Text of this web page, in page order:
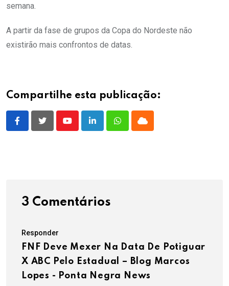
semana.
A partir da fase de grupos da Copa do Nordeste não
existirão mais confrontos de datas.
Compartilhe esta publicação:
YoutubeLinkedInWhatsappCloud
3 Comentários
Responder
FNF Deve Mexer Na Data De Potiguar
X ABC Pelo Estadual – Blog Marcos
Lopes - Ponta Negra News